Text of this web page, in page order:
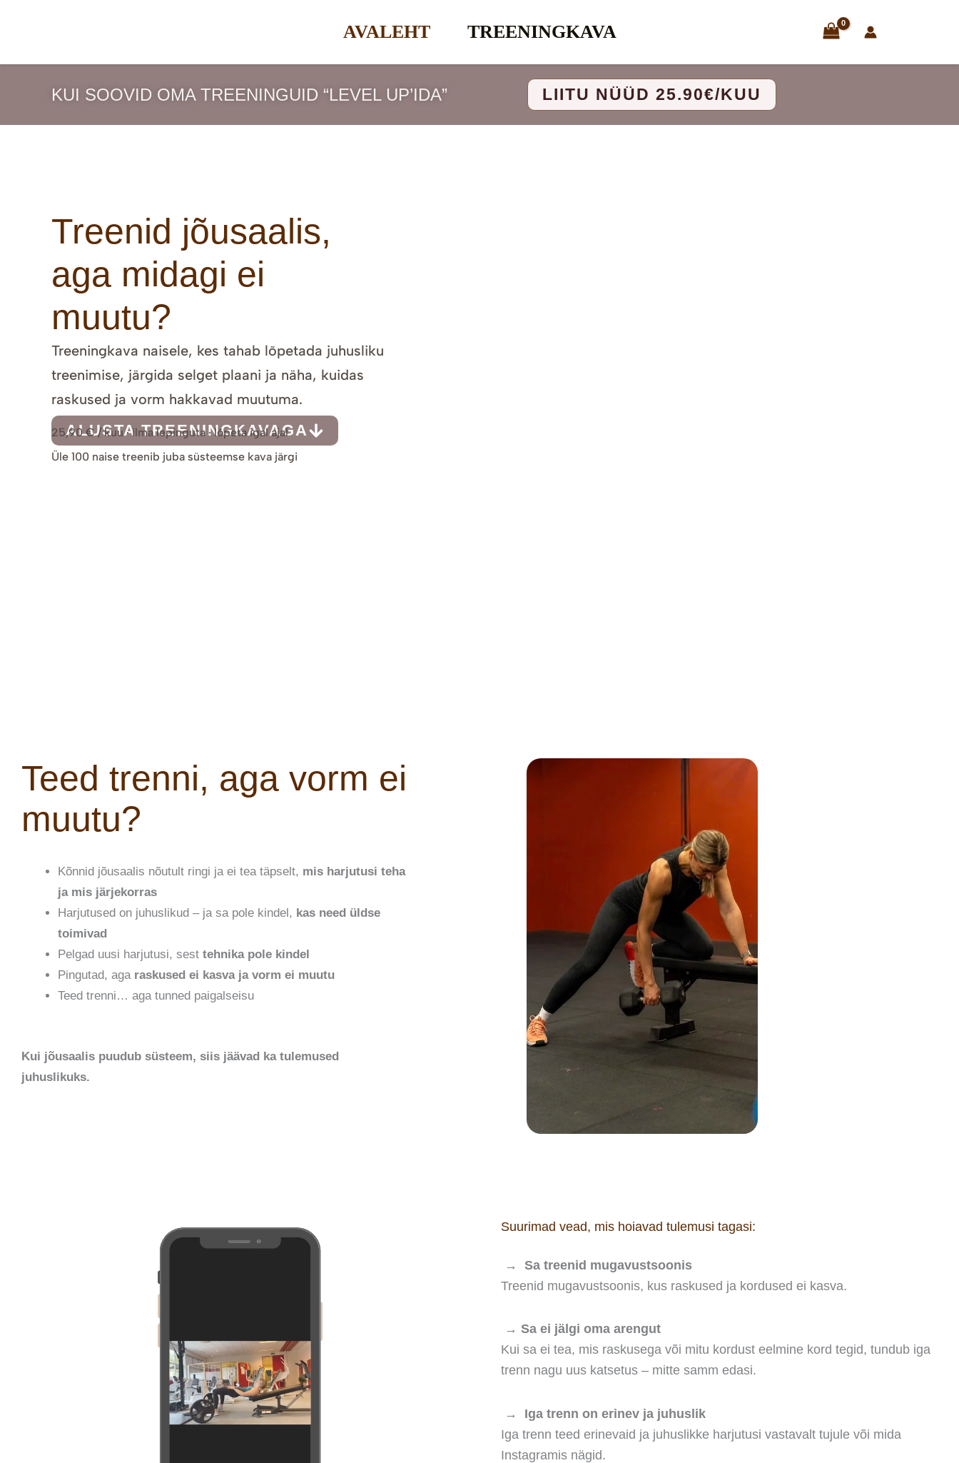
AVALEHT TREENINGKAVA
KUI SOOVID OMA TREENINGUID “LEVEL UP’IDA” LIITU NÜÜD 25.90€/KUU
Treenid jõusaalis,
aga midagi ei
muutu?
Treeningkava naisele, kes tahab lõpetada juhusliku
treenimise, järgida selget plaani ja näha, kuidas
raskused ja vorm hakkavad muutuma.
ALUSTA TREENINGKAVAGA
25,90 € / kuu · ilma lepinguta · lõpeta igal ajal
Üle 100 naise treenib juba süsteemse kava järgi
Teed trenni, aga vorm ei
muutu?
Kõnnid jõusaalis nõutult ringi ja ei tea täpselt, mis harjutusi teha
ja mis järjekorras
Harjutused on juhuslikud – ja sa pole kindel, kas need üldse
toimivad
Pelgad uusi harjutusi, sest tehnika pole kindel
Pingutad, aga raskused ei kasva ja vorm ei muutu
Teed trenni… aga tunned paigalseisu
Kui jõusaalis puudub süsteem, siis jäävad ka tulemused
juhuslikuks.
Suurimad vead, mis hoiavad tulemusi tagasi:
→ Sa treenid mugavustsoonis
Treenid mugavustsoonis, kus raskused ja kordused ei kasva.
→ Sa ei jälgi oma arengut
Kui sa ei tea, mis raskusega või mitu kordust eelmine kord tegid, tundub iga
trenn nagu uus katsetus – mitte samm edasi.
→ Iga trenn on erinev ja juhuslik
Iga trenn teed erinevaid ja juhuslikke harjutusi vastavalt tujule või mida
Instagramis nägid.